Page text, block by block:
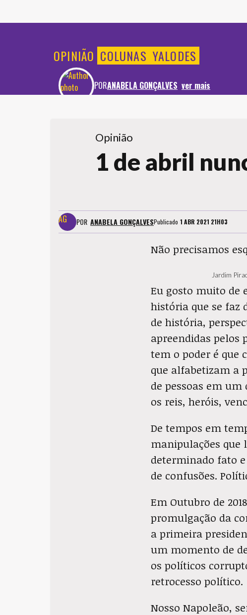
OPINIÃO COLUNAS YALODES
PORANABELA GONÇALVES ver mais
Opinião
1 de abril
POR ANABELA GONÇALVESPublicado 1 ABR 2021 21H03
Não precisamos
Jardim
Eu gosto muito de
história que se faz
de história,
apreendidas pelos
tem o poder é que
que alfabetizam a
de pessoas em
os reis, heróis,
De tempos em
manipulações que
determinado fato
de confusões.
Em Outubro de
promulgação da
a primeira
um momento de
os políticos
retrocesso político.
Nosso Napoleão,